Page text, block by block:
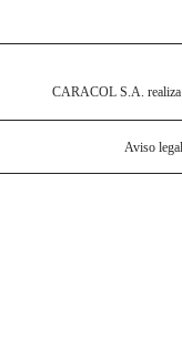
CARACOL S.A. realiza
Aviso legal